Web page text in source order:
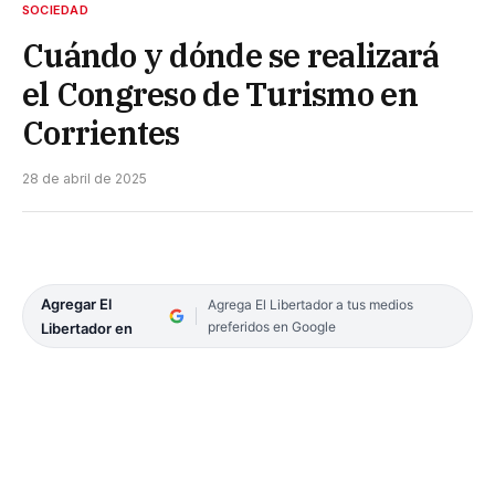
SOCIEDAD
Cuándo y dónde se realizará
el Congreso de Turismo en
Corrientes
28 de abril de 2025
Agregar El
Libertador en
Agrega El Libertador a tus medios
preferidos en Google